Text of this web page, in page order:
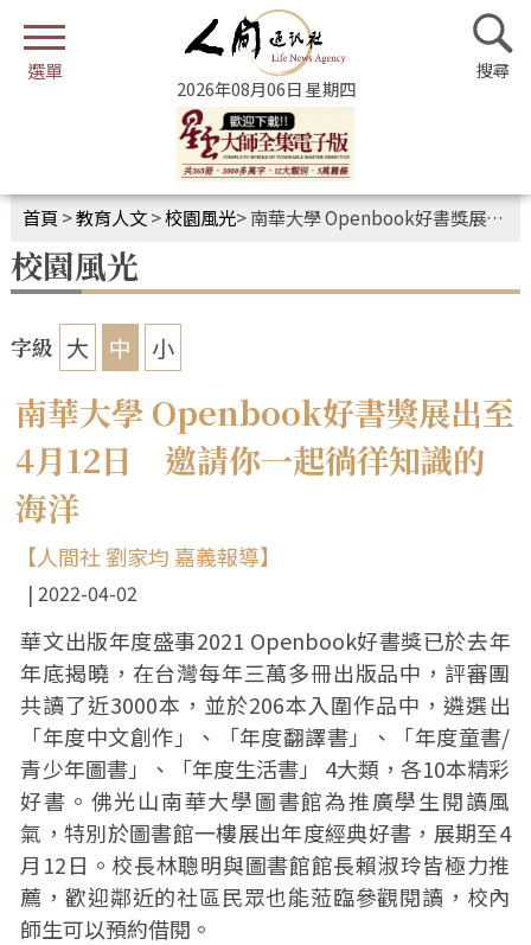
2026年08月06日 星期四
首頁 >教育人文>校園風光>南華大學 Openbook好書獎展出至4月12日 邀請你一起徜徉知識的海洋
校園風光
字級 大 中 小
南華大學 Openbook好書獎展出至
4月12日 邀請你一起徜徉知識的
海洋
【人間社 劉家均 嘉義報導】
2022-04-02
華文出版年度盛事2021 Openbook好書獎已於去年
年底揭曉，在台灣每年三萬多冊出版品中，評審團
共讀了近3000本，並於206本入圍作品中，遴選出
「年度中文創作」、「年度翻譯書」、「年度童書/
青少年圖書」、「年度生活書」 4大類，各10本精彩
好書。佛光山南華大學圖書館為推廣學生閱讀風
氣，特別於圖書館一樓展出年度經典好書，展期至4
月12日。校長林聰明與圖書館館長賴淑玲皆極力推
薦，歡迎鄰近的社區民眾也能蒞臨參觀閱讀，校內
師生可以預約借閱。